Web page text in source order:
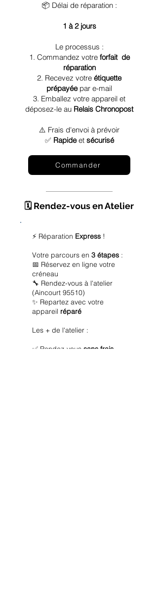
📦 Délai de réparation :
1 à 2 jours
Le processus :
1. Commandez votre forfait de
réparation
2. Recevez votre étiquette
prépayéepar e-mail
3. Emballez votre appareil et
déposez-le au Relais Chronopost
⚠️ Frais d'envoi à prévoir
✅ Rapideet sécurisé
Commander
🗓️ Rendez-vous en Atelier
⚡ Réparation Express !
Votre parcours en 3 étapes :
📅 Réservez en ligne votre
créneau
🔧 Rendez-vous à l'atelier
(Aincourt 95510)
✨ Repartez avec votre
appareil réparé
Les + de l'atelier :
✅ Rendez-vous sans frais